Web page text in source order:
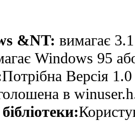
&NT: вимагає 3.1
Windows 95 або
Потрібна Версія
в